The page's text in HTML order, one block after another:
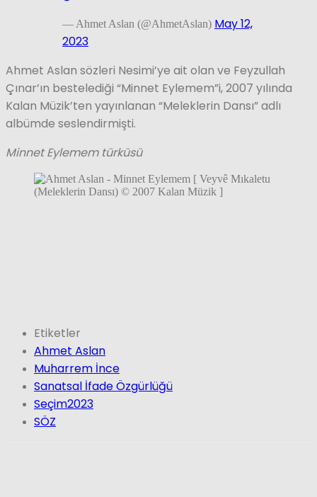
— Ahmet Aslan (@AhmetAslan) May 12,
2023
Ahmet Aslan sözleri Nesimi’ye ait olan ve Feyzullah
Çınar’ın bestelediği “Minnet Eylemem”i, 2007 yılında
Kalan Müzik’ten yayınlanan “Meleklerin Dansı” adlı
albümde seslendirmişti.
Minnet Eylemem türküsü
Etiketler
Ahmet Aslan
Muharrem İnce
Sanatsal İfade Özgürlüğü
Seçim2023
SÖZ